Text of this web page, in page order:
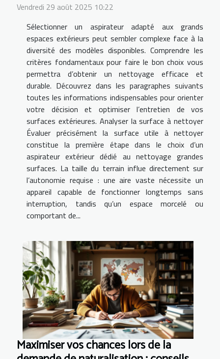
Vendredi 29 août 2025 10:22
Sélectionner un aspirateur adapté aux grands
espaces extérieurs peut sembler complexe face à la
diversité des modèles disponibles. Comprendre les
critères fondamentaux pour faire le bon choix vous
permettra d’obtenir un nettoyage efficace et
durable. Découvrez dans les paragraphes suivants
toutes les informations indispensables pour orienter
votre décision et optimiser l’entretien de vos
surfaces extérieures. Analyser la surface à nettoyer
Évaluer précisément la surface utile à nettoyer
constitue la première étape dans le choix d’un
aspirateur extérieur dédié au nettoyage grandes
surfaces. La taille du terrain influe directement sur
l’autonomie requise : une aire vaste nécessite un
appareil capable de fonctionner longtemps sans
interruption, tandis qu’un espace morcelé ou
comportant de...
Maximiser vos chances lors de la